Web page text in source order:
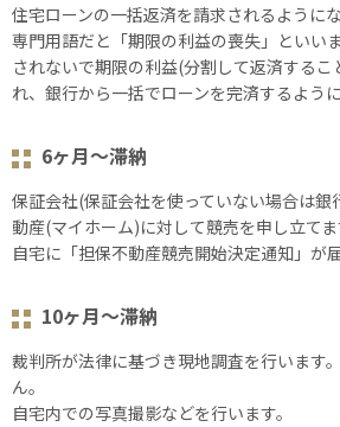
住宅ローンの⼀括返済を請求されるようにな
専門用語だと「期限の利益の喪失」といい
されないで期限の利益(分割して返済する
れ、銀行から⼀括でローンを完済するよう
6ヶ月～滞納
保証会社(保証会社を使っていない場合は
動産(マイホーム)に対して競売を申し立てま
自宅に「担保不動産競売開始決定通知」が届
10ヶ月～滞納
裁判所が法律に基づき現地調査を行います
ん。
自宅内での写真撮影などを行います。